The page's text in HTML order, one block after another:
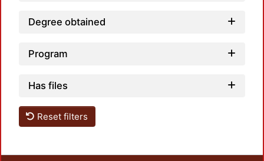
Degree obtained
Program
Has files
Reset filters